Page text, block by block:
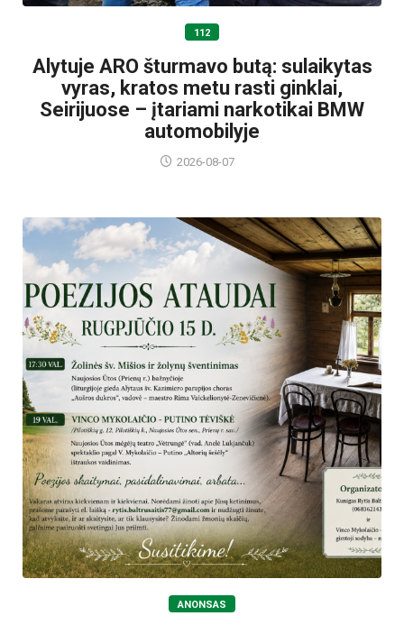
112
Alytuje ARO šturmavo butą: sulaikytas
vyras, kratos metu rasti ginklai,
Seirijuose – įtariami narkotikai BMW
automobilyje
2026-08-07
ANONSAS